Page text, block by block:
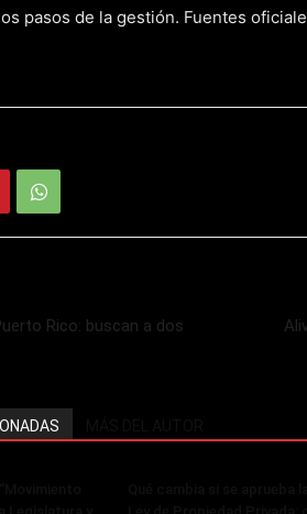
pasos de la gestión. Fuentes
Rico: buscan a dos